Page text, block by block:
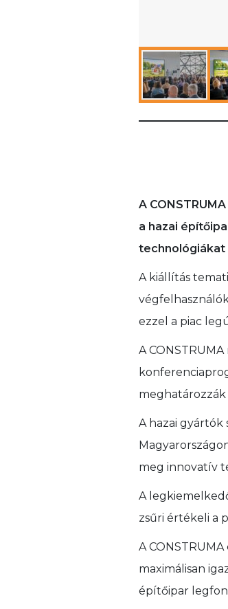
A
a hazai
technológiákat
A kiállítás
ezzel a piac
A
meghatározzák
A hazai gyártók
meg innovatív
A
zsűri értékeli a
A
maximálisan
építőipar